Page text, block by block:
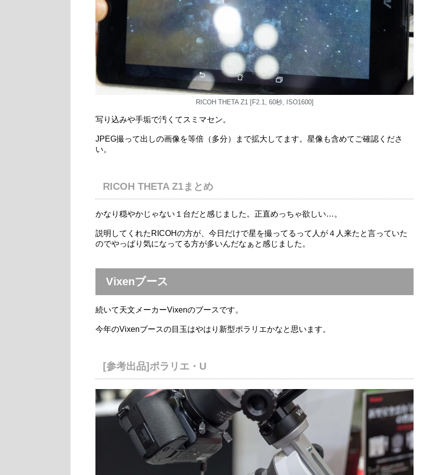
RICOH THETA Z1 [F2.1, 60秒, ISO1600]
写り込みや手垢で汚くてスミマセン。
JPEG撮って出しの画像を等倍（多分）まで拡大してます。星像も含めてご確認くださ
い。
RICOH THETA Z1まとめ
かなり穏やかじゃない１台だと感じました。正直めっちゃ欲しい…。
説明してくれたRICOHの方が、今日だけで星を撮ってるって人が４人来たと言っていた
のでやっぱり気になってる方が多いんだなぁと感じました。
Vixenブース
続いて天文メーカーVixenのブースです。
今年のVixenブースの目玉はやはり新型ポラリエかなと思います。
[参考出品]ポラリエ・U